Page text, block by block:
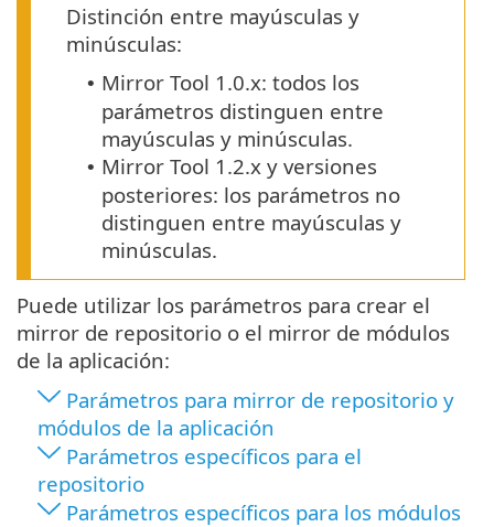
Distinción entre mayúsculas y
minúsculas:
• Mirror Tool 1.0.x: todos los
parámetros distinguen entre
mayúsculas y minúsculas.
• Mirror Tool 1.2.x y versiones
posteriores: los parámetros no
distinguen entre mayúsculas y
minúsculas.
Puede utilizar los parámetros para crear el
mirror de repositorio o el mirror de módulos
de la aplicación:
Parámetros para mirror de repositorio y
módulos de la aplicación
Parámetros específicos para el
repositorio
Parámetros específicos para los módulos